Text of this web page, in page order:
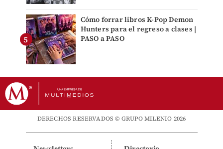
Cómo forrar libros K-Pop Demon
Hunters para el regreso a clases |
PASO a PASO
DERECHOS RESERVADOS © GRUPO MILENIO 2026